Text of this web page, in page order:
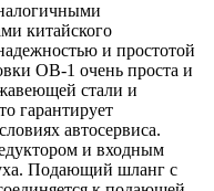
китайского
и простотой
ОВ-1 очень проста и
стали и
гарантирует
автосервиса.
и входным
Подающий шланг с